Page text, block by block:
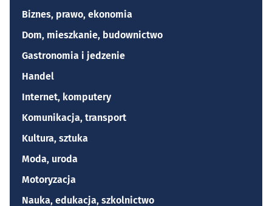
Biznes, prawo, ekonomia
Dom, mieszkanie, budownictwo
Gastronomia i jedzenie
Handel
Internet, komputery
Komunikacja, transport
Kultura, sztuka
Moda, uroda
Motoryzacja
Nauka, edukacja, szkolnictwo